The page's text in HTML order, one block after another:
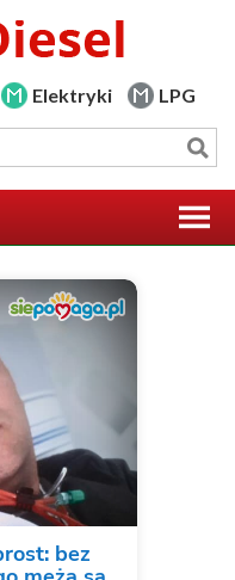
Elektryki LPG